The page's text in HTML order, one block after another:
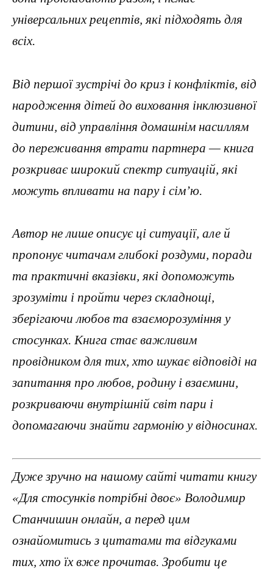
універсальних рецептів, які підходять для
всіх.
Від першої зустрічі до криз і конфліктів, від
народження дітей до виховання інклюзивної
дитини, від управління домашнім насиллям
до переживання втрати партнера — книга
розкриває широкий спектр ситуацій, які
можуть впливати на пару і сім’ю.
Автор не лише описує ці ситуації, але й
пропонує читачам глибокі роздуми, поради
та практичні вказівки, які допоможуть
зрозуміти і пройти через складнощі,
зберігаючи любов та взаєморозуміння у
стосунках. Книга стає важливим
провідником для тих, хто шукає відповіді на
запитання про любов, родину і взаємини,
розкриваючи внутрішній світ пари і
допомагаючи знайти гармонію у відносинах.
Дуже зручно на нашому сайті читати книгу
«Для стосунків потрібні двоє» Володимир
Станчишин онлайн, а перед цим
ознайомитись з цитатами та відгуками
тих, хто їх вже прочитав. Зробити це